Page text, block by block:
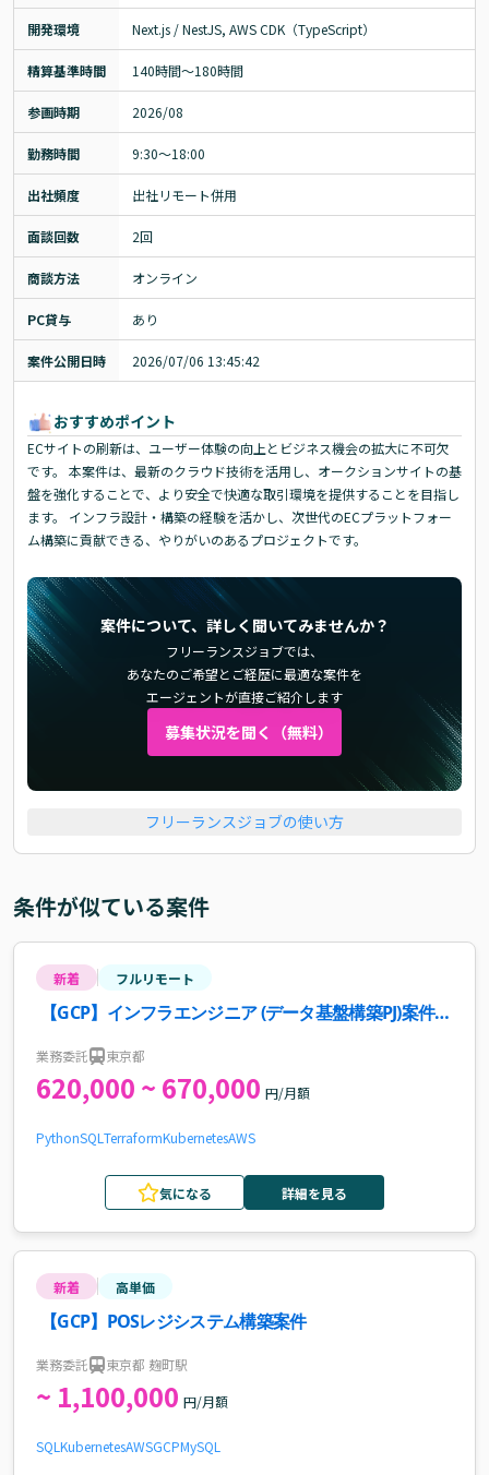
開発環境 Next.js / NestJS, AWS CDK（TypeScript）
精算基準時間 140時間〜180時間
参画時期 2026/08
勤務時間 9:30～18:00
出社頻度 出社リモート併用
面談回数 2回
商談方法 オンライン
PC貸与 あり
案件公開日時 2026/07/06 13:45:42
おすすめポイント
ECサイトの刷新は、ユーザー体験の向上とビジネス機会の拡大に不可欠
です。 本案件は、最新のクラウド技術を活用し、オークションサイトの基
盤を強化することで、より安全で快適な取引環境を提供することを目指し
ます。 インフラ設計・構築の経験を活かし、次世代のECプラットフォー
ム構築に貢献できる、やりがいのあるプロジェクトです。
案件について、詳しく聞いてみませんか？
フリーランスジョブでは、
あなたのご希望とご経歴に最適な案件を
エージェントが直接ご紹介します
募集状況を聞く（無料）
フリーランスジョブの使い方
条件が似ている案件
新着 フルリモート
【GCP】インフラエンジニア (データ基盤構築PJ)案件・
業務委託 東京都
620,000 ~ 670,000 円/月額
PythonSQL TerraformKubernetesAWS
気になる 詳細を見る
新着 高単価
【GCP】POSレジシステム構築案件
業務委託 東京都 麹町駅
~ 1,100,000 円/月額
SQL KubernetesAWSGCPMySQL